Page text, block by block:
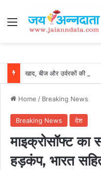
Menu
Home / Breaking News
Breaking News देश
माइक्रोसॉफ्ट का
हड़कंप, भारत